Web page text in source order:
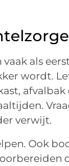
als
wordt.
afvalbak
verwijt.
Ook